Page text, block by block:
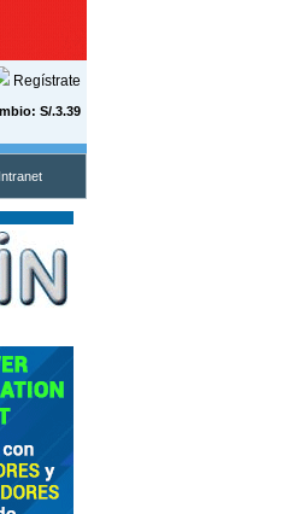
Regístrate
S/.3.39
Intranet